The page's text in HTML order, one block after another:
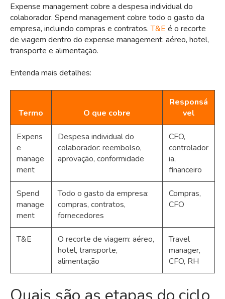
Expense management cobre a despesa individual do
colaborador. Spend management cobre todo o gasto da
empresa, incluindo compras e contratos.T&E é o recorte
de viagem dentro do expense management: aéreo, hotel,
transporte e alimentação.
Entenda mais detalhes:
Termo O que cobre
Responsá
vel
Expens
e
manage
ment
Despesa individual do
colaborador: reembolso,
aprovação, conformidade
CFO,
controlador
ia,
financeiro
Spend
manage
ment
Todo o gasto da empresa:
compras, contratos,
fornecedores
Compras,
CFO
T&E
O recorte de viagem: aéreo,
hotel, transporte,
alimentação
Travel
manager,
CFO, RH